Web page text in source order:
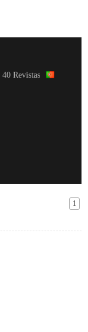
40 Revistas
1